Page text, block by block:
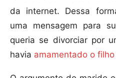
da internet. Dessa
uma mensagem para
queria se divorciar por
havia amamentado o filho